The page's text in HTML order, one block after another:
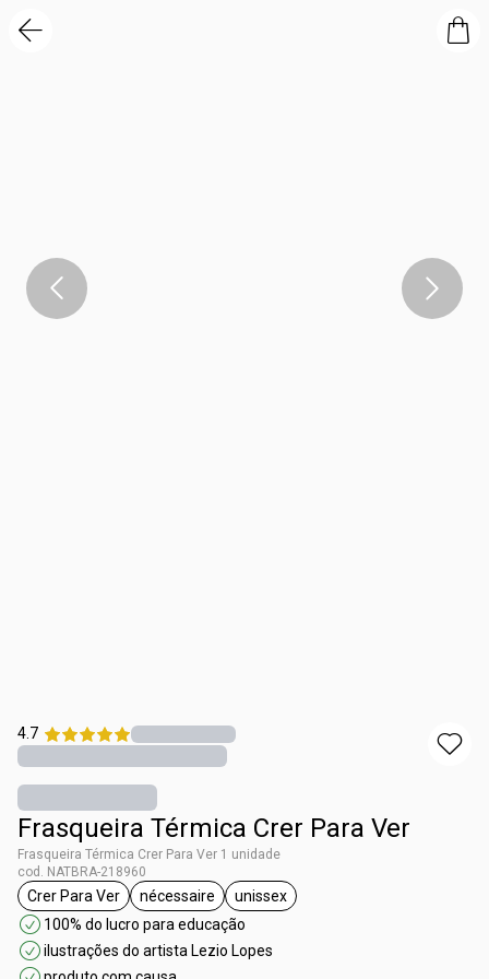
4.7
Frasqueira Térmica Crer Para Ver
Frasqueira Térmica Crer Para Ver 1 unidade
cod. NATBRA-218960
etiqueta Crer Para Ver
Crer Para Ver
etiqueta nécessaire
nécessaire
etiqueta unissex
unissex
100% do lucro para educação
ilustrações do artista Lezio Lopes